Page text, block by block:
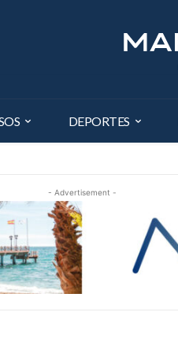
DEPORTES
- Advertisement -